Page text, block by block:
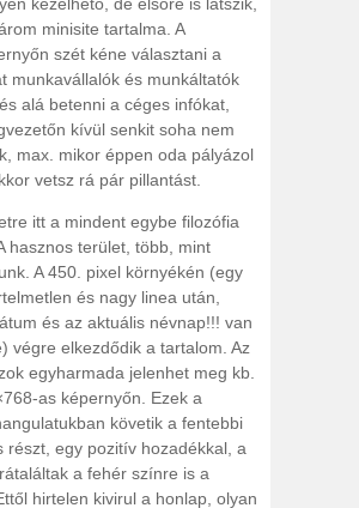
kezelhető, de elsőre is látszik,
minisite tartalma. A
szét kéne választani a
munkavállalók és munkáltatók
alá betenni a céges infókat,
kívül senkit soha nem
max. mikor éppen oda pályázol
vetsz rá pár pillantást.
itt a mindent egybe filozófia
hasznos terület, több, mint
A 450. pixel környékén (egy
és nagy linea után,
és az aktuális névnap!!! van
végre elkezdődik a tartalom. Az
egyharmada jelenhet meg kb.
as képernyőn. Ezek a
követik a fentebbi
részt, egy pozitív hozadékkal, a
a fehér színre is a
hirtelen kivirul a honlap, olyan